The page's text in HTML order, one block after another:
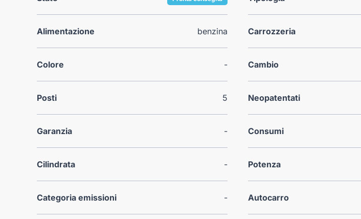
Alimentazione benzina Carrozzeria
Colore - Cambio
Posti 5 Neopatentati
Garanzia - Consumi
Cilindrata - Potenza
Categoria emissioni - Autocarro